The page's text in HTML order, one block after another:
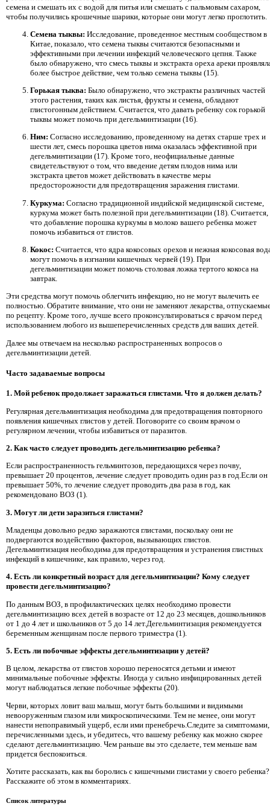
семена и смешать их с водой для питья или смешать с пальмовым сахаром,
чтобы получились крошечные шарики, которые они могут легко проглотить.
Семена тыквы: Исследование, проведенное местным сообществом в
Китае, показало, что семена тыквы считаются безопасными и
эффективными при лечении инфекций человеческого цепня. Также
было обнаружено, что смесь тыквы и экстракта ореха ареки
более быстрое действие, чем только семена тыквы (15).
Горькая тыква: Было обнаружено, что экстракты различных частей
этого растения, таких как листья, фрукты и семена, обладают
глистогонным действием. Считается, что давать ребенку сок горькой
тыквы может помочь при дегельминтизации (16).
Ним: Согласно исследованию, проведенному на детях старше трех и
шести лет, смесь порошка цветов нима оказалась эффективной при
дегельминтизации (17). Кроме того, неофициальные данные
свидетельствуют о том, что введение детям плодов нима или
экстракта цветов может действовать в качестве меры
предосторожности для предотвращения заражения глистами.
Куркума: Согласно традиционной индийской медицинской системе,
куркума может быть полезной при дегельминтизации (18). Считается,
что добавление порошка куркумы в молоко вашего ребенка может
помочь избавиться от глистов.
Кокос: Считается, что ядра кокосовых орехов и нежная кокосовая
могут помочь в изгнании кишечных червей (19). При
дегельминтизации может помочь столовая ложка тертого кокоса на
завтрак.
Эти средства могут помочь облегчить инфекцию, но не могут вылечить ее
полностью. Обратите внимание, что они не заменяют лекарства,
по рецепту. Кроме того, лучше всего проконсультироваться с врачом перед
использованием любого из вышеперечисленных средств для ваших детей.
Далее мы отвечаем на несколько распространенных вопросов о
дегельминтизации детей.
Часто задаваемые вопросы
1. Мой ребенок продолжает заражаться глистами. Что я должен делать?
Регулярная дегельминтизация необходима для предотвращения повторного
появления кишечных глистов у детей. Поговорите со своим врачом о
регулярном лечении, чтобы избавиться от паразитов.
2. Как часто следует проводить дегельминтизацию ребенка?
Если распространенность гельминтозов, передающихся через почву,
превышает 20 процентов, лечение следует проводить один раз в год.Если он
превышает 50%, то лечение следует проводить два раза в год, как
рекомендовано ВОЗ (1).
3. Могут ли дети заразиться глистами?
Младенцы довольно редко заражаются глистами, поскольку они не
подвергаются воздействию факторов, вызывающих глистов.
Дегельминтизация необходима для предотвращения и устранения глистных
инфекций в кишечнике, как правило, через год.
4. Есть ли конкретный возраст для дегельминтизации? Кому следует
провести дегельминтизацию?
По данным ВОЗ, в профилактических целях необходимо провести
дегельминтизацию всех детей в возрасте от 12 до 23 месяцев, дошкольников
от 1 до 4 лет и школьников от 5 до 14 лет.Дегельминтизация рекомендуется
беременным женщинам после первого триместра (1).
5. Есть ли побочные эффекты дегельминтизации у детей?
В целом, лекарства от глистов хорошо переносятся детьми и имеют
минимальные побочные эффекты. Иногда у сильно инфицированных детей
могут наблюдаться легкие побочные эффекты (20).
Черви, которых ловит ваш малыш, могут быть большими и видимыми
невооруженным глазом или микроскопическими. Тем не менее, они могут
нанести непоправимый ущерб, если ими пренебречь.Следите за симптомами,
перечисленными здесь, и убедитесь, что вашему ребенку как можно скорее
сделают дегельминтизацию. Чем раньше вы это сделаете, тем меньше вам
придется беспокоиться.
Хотите рассказать, как вы боролись с кишечными глистами у своего ребенка?
Расскажите об этом в комментариях.
Список литературы